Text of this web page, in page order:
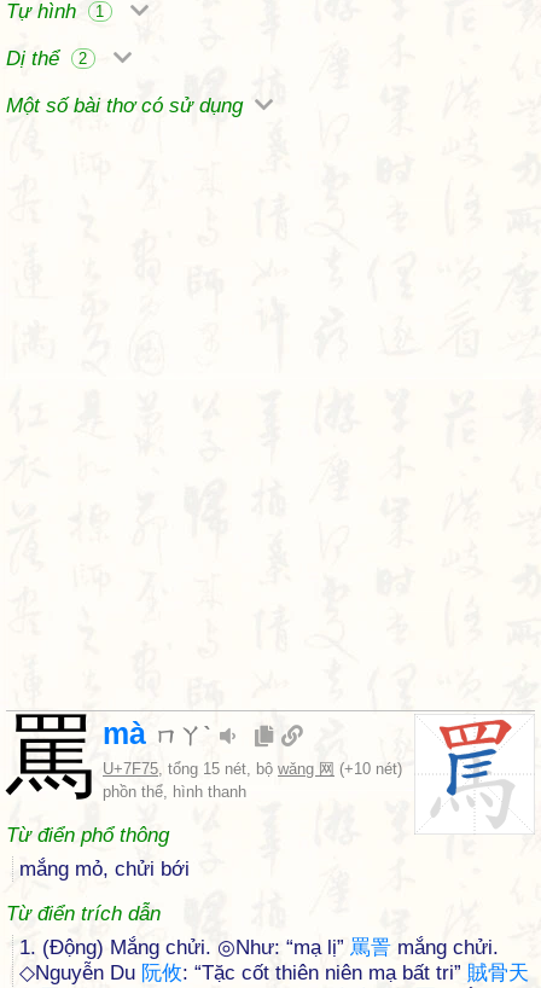
Tự hình 1
Dị thể 2
Một số bài thơ có sử dụng
罵 mà ㄇㄚˋ
U+7F75, tổng 15 nét, bộ wǎng 网 (+10 nét)
phồn thể, hình thanh
Từ điển phổ thông
mắng mỏ, chửi bới
Từ điển trích dẫn
1. (Động) Mắng chửi. ◎Như: “mạ lị” 罵詈 mắng chửi.
◇Nguyễn Du 阮攸: “Tặc cốt thiên niên mạ bất tri” 賊骨天